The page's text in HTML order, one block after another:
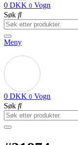
0 DKK 0 Vogn
Søk
Meny
0 DKK 0 Vogn
Søk